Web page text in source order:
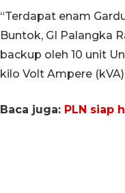
“Terdapat enam
Buntok, GI Palangka
backup oleh 10 unit
kilo Volt Ampere
Baca juga: PLN siap